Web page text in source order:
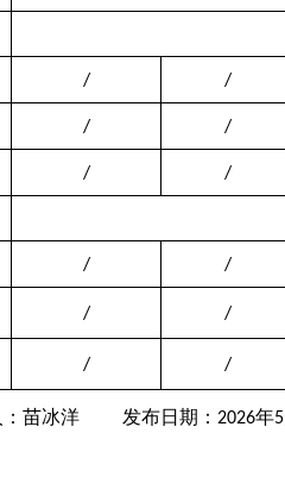
/ /
/ /
/ /
/ /
/ /
/ /
苗冰洋 发布日期： 2026年5